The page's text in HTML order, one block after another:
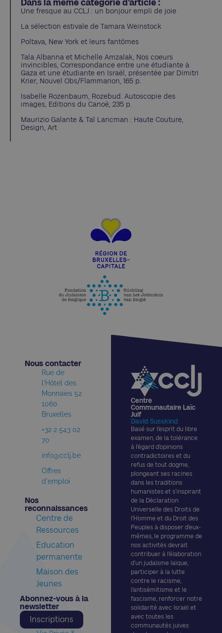
Dans la même catégorie d'article :
Une fresque au CCLJ : un bonjour empli de joie
La sélection estivale de Tamara Weinstock
Poltava, New York et leurs fantômes
Tala Albanna et Michelle Amzalak, Nos coeurs
invincibles, Correspondance entre une étudiante à
Gaza et une étudiante en Israël, présentée par Dimitri
Krier, Nouvel Obs/Flammarion, 165 p.
Isabelle Rozenbaum, Rozebud. Autoscopie des
images, Editions du Canoë, 235 p.
Maurizio Galante & Tal Lancman : Haute Couture,
Design, Art
Centre
Communautaire Laïc
Juif
David Susskind
Basé sur l’esprit du libre
examen, de la tolérance
à l’égard d’opinions
contradictoires et du
refus de tout dogme,
plongeant ses racines
dans les traditions
humanistes et s’inspirant
de la Déclaration
Universelle des Droits de
l’Homme et du Droit des
Peuples à disposer d’eux-
mêmes, le programme de
nos activités devrait
contribuer à l’élaboration
d’un judaïsme laïque,
participer à la lutte
contre le racisme,
l’antisémitisme et le
fascisme, renforcer notre
solidarité avec Israël et
avec toutes les
communautés juives
Nous contacter​
Rue de
l'Hôtel des
Monnaies 52
1060
Bruxelles
+32 2 543 02
70
info@cclj.be
Offres
d'emploi
Nos
reconnaissances​
Centre de
Ressources
Education
permanente
Maison des
Jeunes
Abonnez-vous à la
newsletter​
Inscriptions